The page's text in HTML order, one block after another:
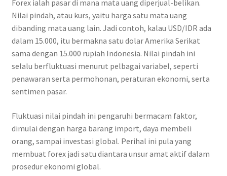
Forex ialah pasar di mana mata uang diperjual-belikan.
Nilai pindah, atau kurs, yaitu harga satu mata uang
dibanding mata uang lain. Jadi contoh, kalau USD/IDR ada
dalam 15.000, itu bermakna satu dolar Amerika Serikat
sama dengan 15.000 rupiah Indonesia. Nilai pindah ini
selalu berfluktuasi menurut pelbagai variabel, seperti
penawaran serta permohonan, peraturan ekonomi, serta
sentimen pasar.
Fluktuasi nilai pindah ini pengaruhi bermacam faktor,
dimulai dengan harga barang import, daya membeli
orang, sampai investasi global. Perihal ini pula yang
membuat forex jadi satu diantara unsur amat aktif dalam
prosedur ekonomi global.